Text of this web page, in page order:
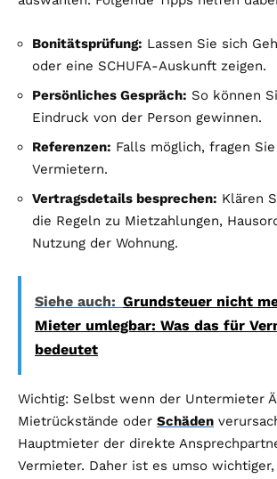
Bonitätsprüfung: Lassen Sie sich
oder eine SCHUFA-Auskunft zeigen.
Persönliches Gespräch: So können
Eindruck von der Person gewinnen.
Referenzen: Falls möglich, fragen
Vermietern.
Vertragsdetails besprechen: Klären
die Regeln zu Mietzahlungen,
Nutzung der Wohnung.
Siehe auch: Grundsteuer nicht
Mieter umlegbar: Was das für
bedeutet
Wichtig: Selbst wenn der Untermieter
Mietrückstände oder Schäden
Hauptmieter der direkte
Vermieter. Daher ist es umso wichtiger,